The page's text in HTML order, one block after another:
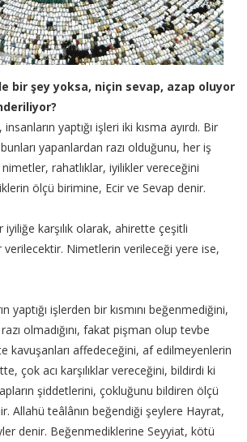
bir şey yoksa, niçin sevap, azap oluyor
yaptığı işleri iki kısma ayırdı. Bir
bunları yapanlardan razı olduğunu, her iş
nimetler, rahatlıklar, iyilikler vereceğini
ölçü birimine, Ecir ve Sevap denir.
iyiliğe karşılık olarak, ahirette çeşitli
Nimetlerin verileceği yere ise,
yaptığı işlerden bir kısmını beğenmediğini,
olmadığını, fakat pişman olup tevbe
kavuşanları affedeceğini, af edilmeyenlerin
çok acı karşılıklar vereceğini, bildirdi ki
şiddetlerini, çokluğunu bildiren ölçü
Allahü teâlânın beğendiği şeylere Hayrat,
denir. Beğenmediklerine Seyyiat, kötü